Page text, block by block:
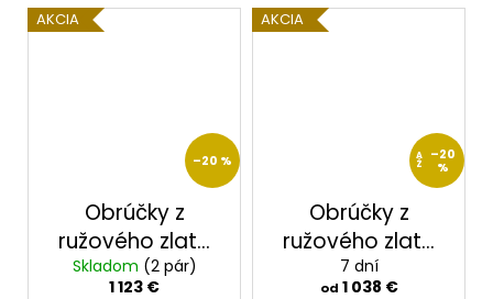
AKCIA
–20 %
Obrúčky z
ružového zlata
2014065/R
Skladom (2 pár)
1 123 €
AKCIA
A
Ž
–20
%
Obrúčky z
ružového zlata
2014002/R
7 dní
od 1 038 €